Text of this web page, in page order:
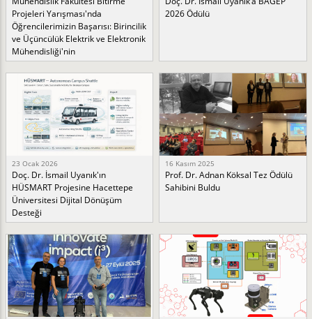
Projeleri Yarışması'nda
Öğrencilerimizin Başarısı: Birincilik
ve Üçüncülük Elektrik ve Elektronik
Mühendisliği'nin
2026 Ödülü
23 Ocak 2026
Doç. Dr. İsmail Uyanık'ın
HÜSMART Projesine Hacettepe
Üniversitesi Dijital Dönüşüm
Desteği
16 Kasım 2025
Prof. Dr. Adnan Köksal Tez Ödülü
Sahibini Buldu